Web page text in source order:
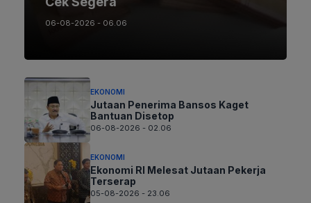
06-08-2026 - 06.06
EKONOMI
Jutaan Penerima Bansos Kaget
Bantuan Disetop
06-08-2026 - 02.06
EKONOMI
Ekonomi RI Melesat Jutaan Pekerja
Terserap
05-08-2026 - 23.06